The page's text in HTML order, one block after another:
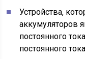
Устройства,
аккумуляторов
постоянного
постоянного